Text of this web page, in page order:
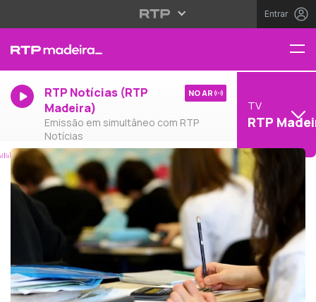
Entrar
RTP Notícias (RTP
Madeira)
Emissão em simultâneo com RTP
Notícias
NO AR
TV
RTP